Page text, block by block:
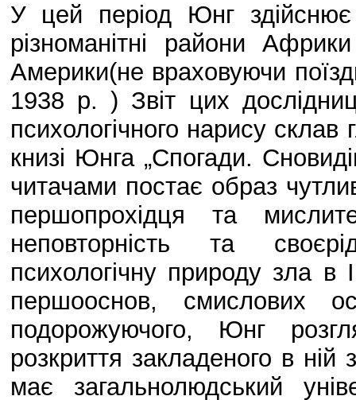
У цей період Юнг
різноманітні райони
Америки(не враховуючи
1938 р. ) Звіт цих
психологічного нарису склав
книзі Юнга „Спогади.
читачами постає образ
першопрохідця та
неповторність та
психологічну природу зла в
першооснов, смислових
подорожуючого, Юнг
розкриття закладеного в
має загальнолюдський